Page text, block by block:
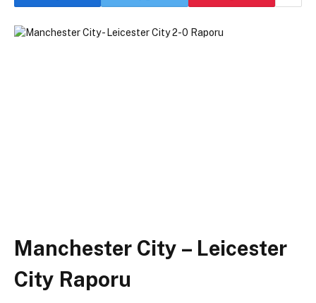
Manchester City – Leicester
City Raporu